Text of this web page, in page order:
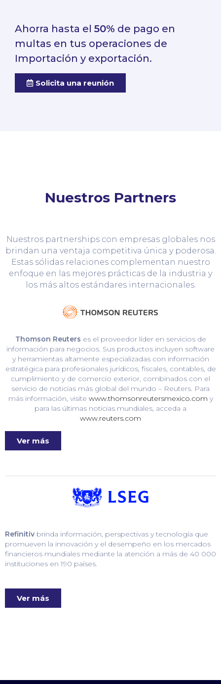
Ahorra hasta el 50% de pago en
multas en tus operaciones de
Importación y exportación.
Solicita una reunión
Nuestros Partners
Nuestros partnerships con empresas globales nos
brindan una ventaja competitiva única y poderosa.
Estas sólidas relaciones complementan nuestro
enfoque en las mejores prácticas de la industria y
los más altos estándares internacionales.
Thomson Reuters es el proveedor líder en servicios de
información para negocios. Sus productos incluyen software
y herramientas altamente especializadas con información
estratégica para profesionales jurídicos, fiscales, contables, de
cumplimiento y de comercio exterior, combinados con el
servicio de noticias más global del mundo – Reuters. Para
más información, visite www.thomsonreutersmexico.com y
para las últimas noticias mundiales, acceda a
www.reuters.com
Ver más
Refinitiv brinda información, perspectivas y tecnología que
promueven la innovación y el desempeño en los mercados
financieros mundiales mediante la atención a más de 40 000
instituciones en 190 países.
Ver más